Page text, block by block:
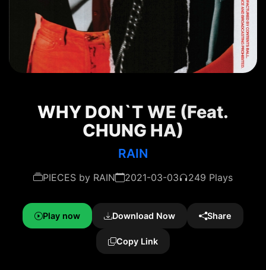
WHY DON`T WE (Feat.
CHUNG HA)
RAIN
PIECES by RAIN 2021-03-03 249 Plays
Play now Download Now Share
Copy Link